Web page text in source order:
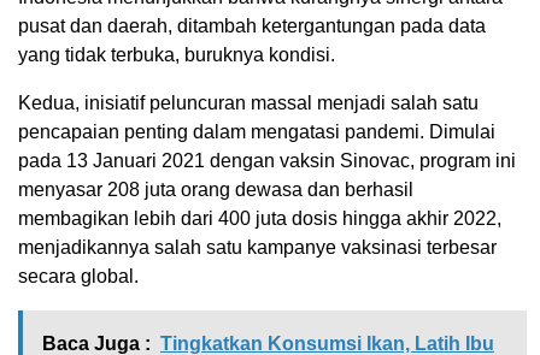
pusat dan daerah, ditambah ketergantungan pada data
yang tidak terbuka, buruknya kondisi.
Kedua, inisiatif peluncuran massal menjadi salah satu
pencapaian penting dalam mengatasi pandemi. Dimulai
pada 13 Januari 2021 dengan vaksin Sinovac, program ini
menyasar 208 juta orang dewasa dan berhasil
membagikan lebih dari 400 juta dosis hingga akhir 2022,
menjadikannya salah satu kampanye vaksinasi terbesar
secara global.
Baca Juga : Tingkatkan Konsumsi Ikan, Latih Ibu